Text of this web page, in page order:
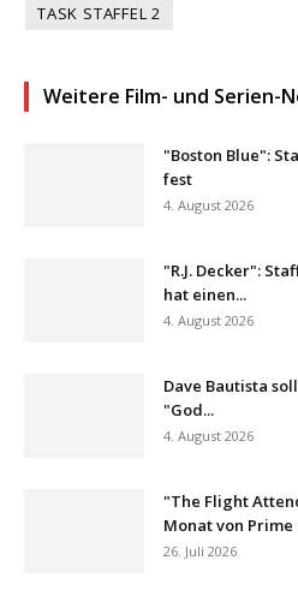
TASK STAFFEL 2
Weitere Film- und Serien-
"Boston Blue":
fest
4. August 2026
"R.J. Decker":
hat einen...
4. August 2026
Dave Bautista
"God...
4. August 2026
"The Flight
Monat von Prime
26. Juli 2026